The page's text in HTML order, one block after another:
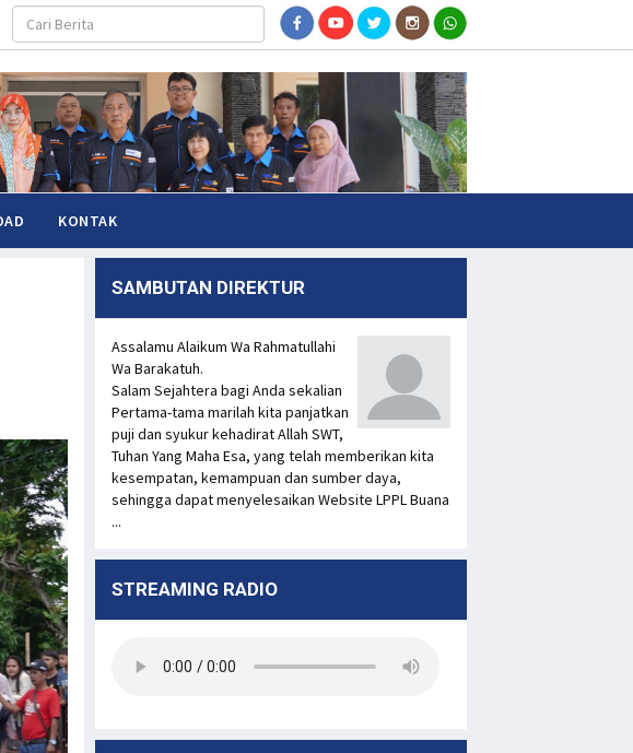
KONTAK
SAMBUTAN DIREKTUR
Assalamu Alaikum Wa Rahmatullahi
Wa Barakatuh.
Salam Sejahtera bagi Anda sekalian
Pertama-tama marilah kita panjatkan
puji dan syukur kehadirat Allah SWT,
Tuhan Yang Maha Esa, yang telah memberikan kita
kesempatan, kemampuan dan sumber daya,
sehingga dapat menyelesaikan Website LPPL Buana
...
STREAMING RADIO